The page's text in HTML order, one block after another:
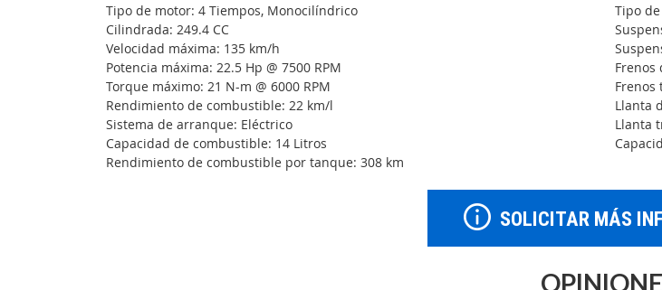
Tipo de motor: 4 Tiempos, Monocilíndrico
Cilindrada: 249.4 CC
Velocidad máxima: 135 km/h
Potencia máxima: 22.5 Hp @ 7500 RPM
Torque máximo: 21 N-m @ 6000 RPM
Rendimiento de combustible: 22 km/l
Sistema de arranque: Eléctrico
Capacidad de combustible: 14 Litros
Rendimiento de combustible por tanque: 308 km
Tipo
Frenos
Frenos
Llanta
Llanta
SOLICITAR MÁS